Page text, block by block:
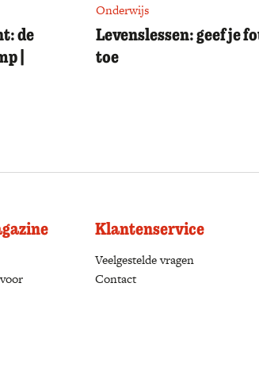
de
|
Onderwijs
Levenslessen: geef je
toe
(opens in a new tab)
Klantenservice
Veelgestelde vragen
Contact